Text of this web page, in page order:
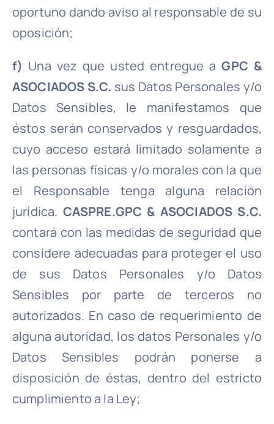
oportuno dando aviso al responsable de su
oposición;
f) Una vez que usted entregue aGPC &
ASOCIADOS S.C. sus Datos Personales y/o
Datos Sensibles, le manifestamos que
éstos serán conservados y resguardados,
cuyo acceso estará limitado solamente a
las personas físicas y/o morales con la que
el Responsable tenga alguna relación
jurídica. CASPRE.GPC & ASOCIADOS S.C.
contará con las medidas de seguridad que
considere adecuadas para proteger el uso
de sus Datos Personales y/o Datos
Sensibles por parte de terceros no
autorizados. En caso de requerimiento de
alguna autoridad, los datos Personales y/o
Datos Sensibles podrán ponerse a
disposición de éstas, dentro del estricto
cumplimiento a la Ley;